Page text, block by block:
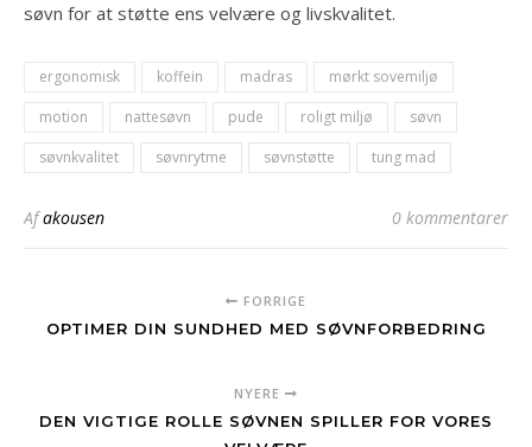
søvn for at støtte ens velvære og livskvalitet.
ergonomisk koffein madras
mørkt sovemiljø
motion
nattesøvn pude roligt miljø
søvn
søvnkvalitet
søvnrytme søvnstøtte tung mad
Afakousen 0 kommentarer
FORRIGE
OPTIMER DIN SUNDHED MED SØVNFORBEDRING
NYERE
DEN VIGTIGE ROLLE SØVNEN SPILLER FOR VORES